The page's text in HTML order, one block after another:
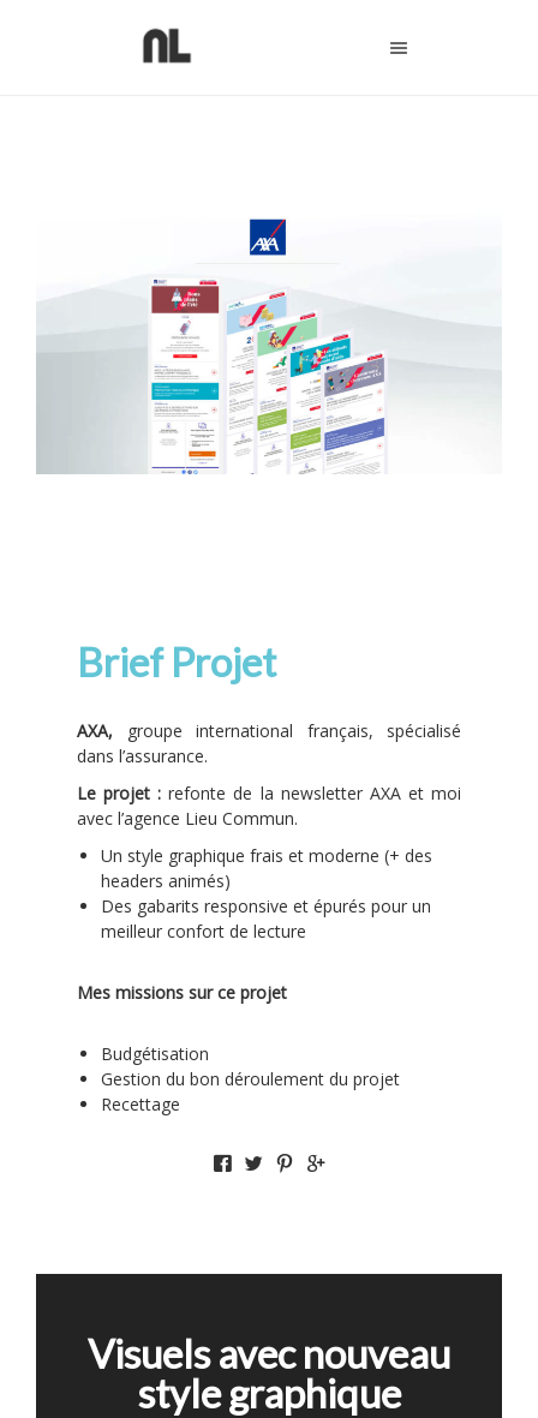
Brief Projet
AXA, groupe international français, spécialisé
dans l’assurance.
Le projet : refonte de la newsletter AXA et moi
avec l’agence Lieu Commun.
Un style graphique frais et moderne (+ des
headers animés)
Des gabarits responsive et épurés pour un
meilleur confort de lecture
Mes missions sur ce projet
Budgétisation
Gestion du bon déroulement du projet
Recettage
Visuels avec nouveau
style graphique